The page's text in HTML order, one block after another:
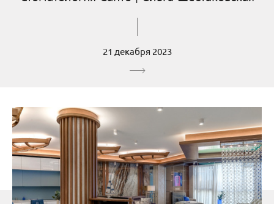
21 декабря 2023